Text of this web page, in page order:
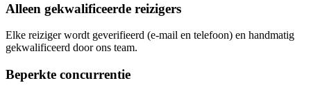
Alleen gekwalificeerde reizigers
Elke reiziger wordt geverifieerd (e-mail en telefoon) en handmatig
gekwalificeerd door ons team.
Beperkte concurrentie